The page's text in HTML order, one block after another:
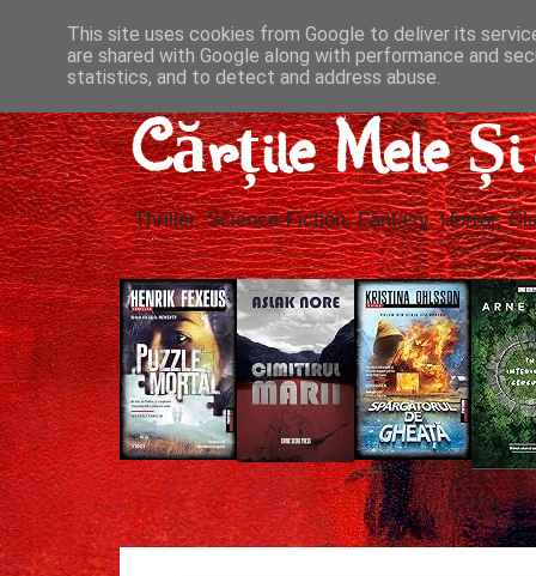
Cărțile Mele
Thriller, Science-Fiction, Fantasy, Horror,
This site uses cookies from Google to deliver its
are shared with Google along with performance and
statistics, and to detect and address abuse.